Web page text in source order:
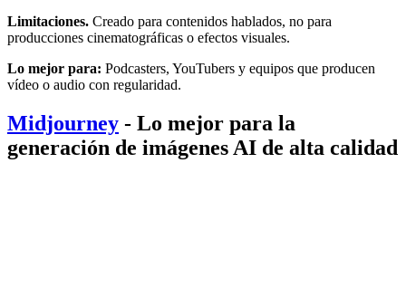
Limitaciones. Creado para contenidos hablados, no para
producciones cinematográficas o efectos visuales.
Lo mejor para: Podcasters, YouTubers y equipos que producen
vídeo o audio con regularidad.
Midjourney - Lo mejor para la
generación de imágenes AI de alta calidad